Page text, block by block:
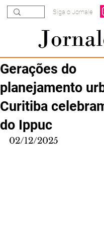
Siga o Jornale
Gerações do
planejamento
Curitiba
do Ippuc
02/12/2025